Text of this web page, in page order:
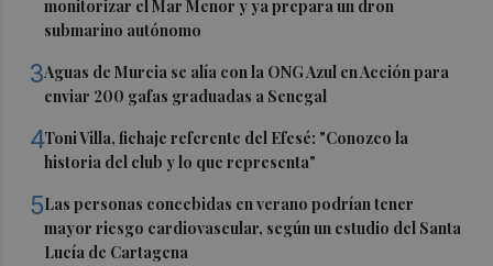
monitorizar el Mar Menor y ya prepara un dron
submarino autónomo
3Aguas de Murcia se alía con la ONG Azul en Acción para
enviar 200 gafas graduadas a Senegal
4Toni Villa, fichaje referente del Efesé: "Conozco la
historia del club y lo que representa"
5Las personas concebidas en verano podrían tener
mayor riesgo cardiovascular, según un estudio del Santa
Lucía de Cartagena